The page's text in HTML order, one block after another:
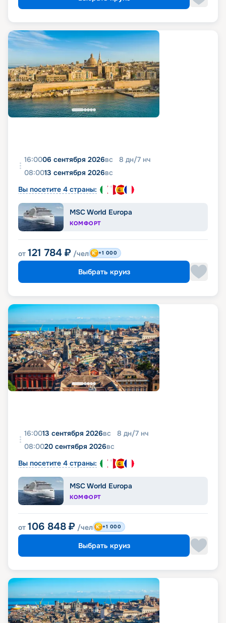
16:0006 сентября 2026вс 8 дн/7 нч
08:0013 сентября 2026вс
Вы посетите 4 страны:
MSC World Europa
КОМФОРТ
от 121 784 ₽ /чел +1 000
Выбрать круиз
16:0013 сентября 2026вс 8 дн/7 нч
08:0020 сентября 2026вс
Вы посетите 4 страны:
MSC World Europa
КОМФОРТ
от 106 848 ₽ /чел +1 000
Выбрать круиз